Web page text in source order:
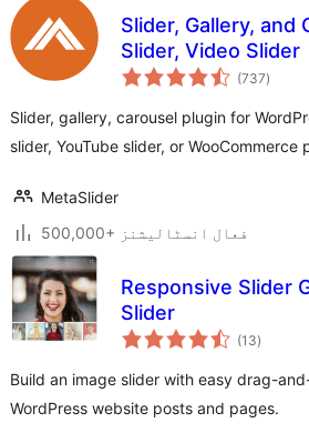
Slider, Gallery, and
Slider, Video Slider
(737مجموعی
درجہ
)
Slider, gallery, carousel plugin for
slider, YouTube slider, or WooCommerce
MetaSlider
500,000+ فعال انسٹالیشنز
Responsive Slider
Slider
(13مجموعی
درجہ
)
Build an image slider with easy drag-
WordPress website posts and pages.